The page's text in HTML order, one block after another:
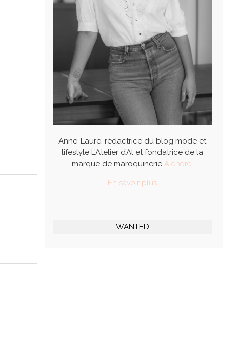
Anne-Laure, rédactrice du blog mode et
lifestyle L’Atelier d’Al et fondatrice de la
marque de maroquinerieAlénore.
En savoir plus
WANTED